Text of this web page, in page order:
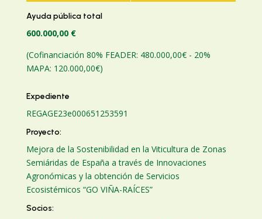
Ayuda pública total
600.000,00 €
(Cofinanciación 80% FEADER: 480.000,00€ - 20%
MAPA: 120.000,00€)
Expediente
REGAGE23e000651253591
Proyecto:
Mejora de la Sostenibilidad en la Viticultura de Zonas
Semiáridas de España a través de Innovaciones
Agronómicas y la obtención de Servicios
Ecosistémicos “GO VIÑA-RAÍCES”
Socios: